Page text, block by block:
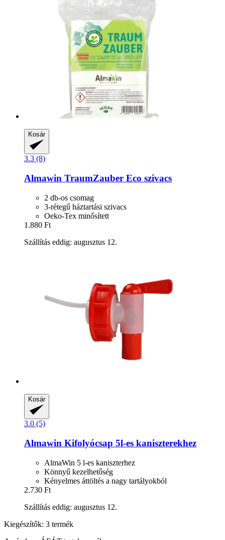
Kosár
3.3 (8)
Almawin TraumZauber Eco szivacs
2 db-os csomag
3-rétegű háztartási szivacs
Oeko-Tex minősített
1.880 Ft
Szállítás eddig: augusztus 12.
Kosár
3.0 (5)
Almawin Kifolyócsap 5l-​es kaniszterekhez
AlmaWin 5 l-es kaniszterhez
Könnyű kezelhetőség
Kényelmes áttöltés a nagy tartályokból
2.730 Ft
Szállítás eddig: augusztus 12.
Kiegészítők: 3 termék